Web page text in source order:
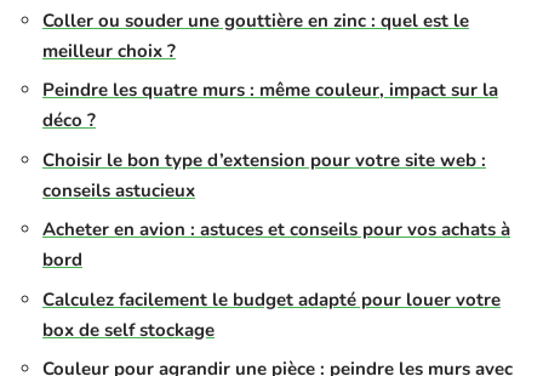
Coller ou souder une gouttière en zinc : quel est le
meilleur choix ?
Peindre les quatre murs : même couleur, impact sur la
déco ?
Choisir le bon type d’extension pour votre site web :
conseils astucieux
Acheter en avion : astuces et conseils pour vos achats à
bord
Calculez facilement le budget adapté pour louer votre
box de self stockage
Couleur pour agrandir une pièce : peindre les murs avec